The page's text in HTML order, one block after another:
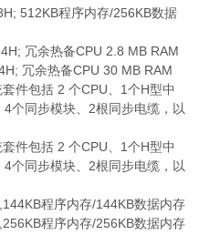
512KB程序内存/256KB数据
冗余热备CPU 2.8 MB RAM
冗余热备CPU 30 MB RAM
件包括 2 个CPU、1个H型中
个同步模块、2根同步电缆，以
件包括 2 个CPU、1个H型中
个同步模块、2根同步电缆，以
程序内存/144KB数据内存
程序内存/256KB数据内存